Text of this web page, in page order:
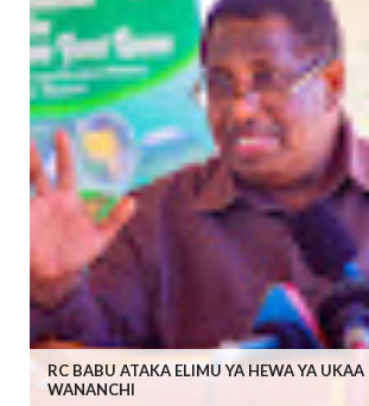
RC BABU ATAKA ELIMU YA HEWA YA
WANANCHI